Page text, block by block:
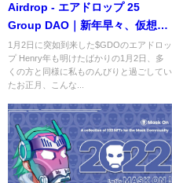
Airdrop - エアドロップ 25
Group DAO｜新年早々、仮想通
貨民を振り回したお騒がせトー
クン $GDO
1月2日に突如到来した$GDOのエアドロッ
プ Henry年も明けたばかりの1月2日、多
くの方と同様に私ものんびりと過ごしてい
たお正月、こんな...